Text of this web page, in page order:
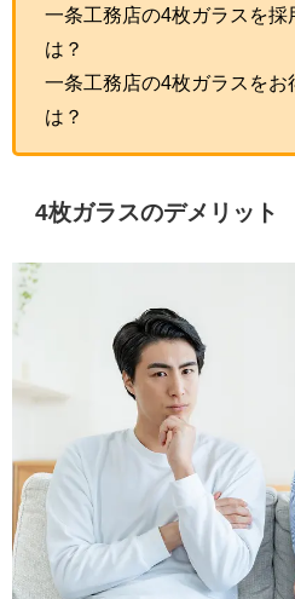
一条工務店の4枚ガラスを採
は？
一条工務店の4枚ガラスをお
は？
4枚ガラスのデメリット